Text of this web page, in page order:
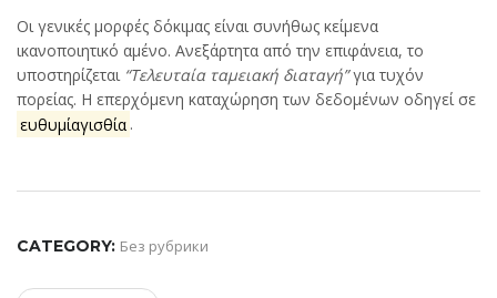
Οι γενικές μορφές δόκιμας είναι συνήθως κείμενα
ικανοποιητικό αμένο. Ανεξάρτητα από την επιφάνεια, το
υποστηρίζεται “Τελευταία ταμειακή διαταγή”για τυχόν
πορείας. Η επερχόμενη καταχώρηση των δεδομένων οδηγεί σε
ευθυμίαγισθία .
CATEGORY: Без рубрики